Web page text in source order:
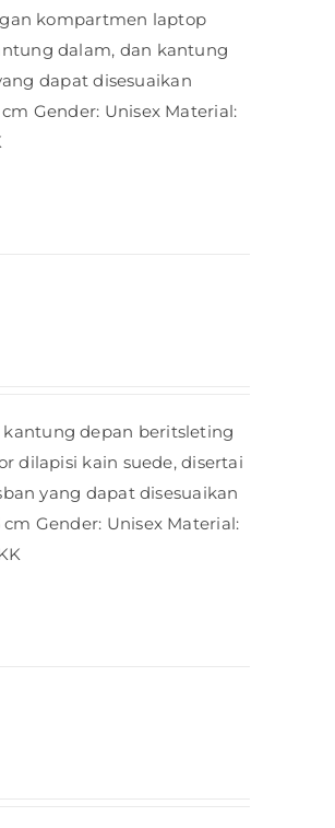
kompartmen laptop
dalam, dan kantung
dapat disesuaikan
Gender: Unisex Material:
depan beritsleting
dilapisi kain suede, disertai
yang dapat disesuaikan
Gender: Unisex Material: